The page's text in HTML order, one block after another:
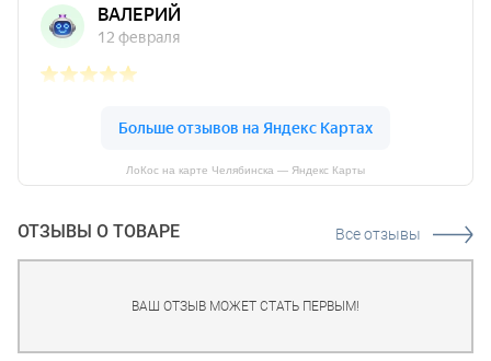
ЛоКос на карте Челябинска — Яндекс Карты
ОТЗЫВЫ О ТОВАРЕ Все отзывы
ВАШ ОТЗЫВ МОЖЕТ СТАТЬ ПЕРВЫМ!